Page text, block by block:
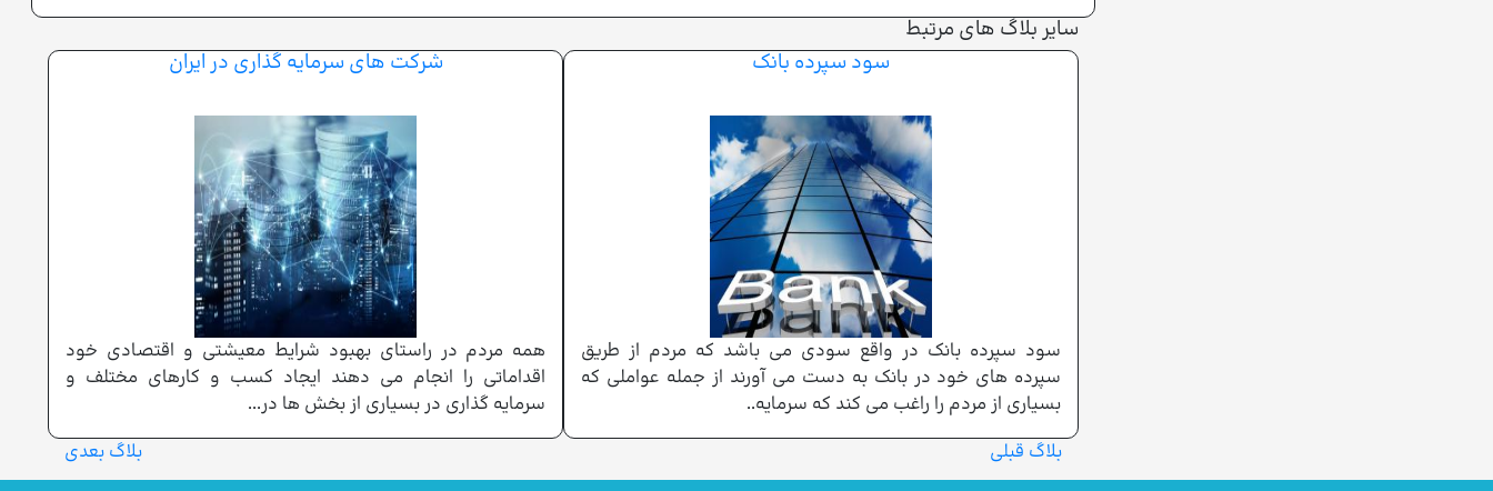
سایر بلاگ های مرتبط
سود سپرده بانک
سود سپرده بانک در واقع سودی می باشد که مردم از طریق
سپرده های خود در بانک به دست می آورند از جمله عواملی که
بسیاری از مردم را راغب می کند که سرمایه..
شرکت های سرمایه گذاری در ایران
همه مردم در راستای بهبود شرایط معیشتی و اقتصادی خود
اقداماتی را انجام می دهند ایجاد کسب و کارهای مختلف و
سرمایه گذاری در بسیاری از بخش ها در...
بلاگ بعدی
بلاگ قبلی